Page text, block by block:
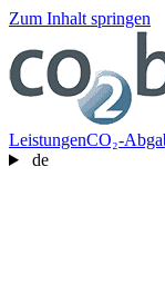
Zum Inhalt springen
LeistungenCO₂-
de